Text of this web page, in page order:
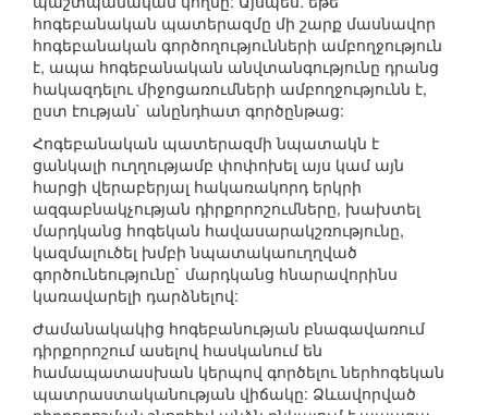
հոգեբանական պատերազմը մի շարք մասնավոր
հոգեբանական գործողությունների ամբողջություն
է, ապա հոգեբանական անվտանգությունը դրանց
հակազդելու միջոցառումների ամբողջությունն է,
ըստ էության` անընդհատ գործընթաց:
Հոգեբանական պատերազմի նպատակն է
ցանկալի ուղղությամբ փոփոխել այս կամ այն
հարցի վերաբերյալ հակառակորդ երկրի
ազգաբնակչության դիրքորոշումները, խախտել
մարդկանց հոգեկան հավասարակշռությունը,
կազմալուծել խմբի նպատակաուղղված
գործունեությունը` մարդկանց հնարավորինս
կառավարելի դարձնելով:
Ժամանակակից հոգեբանության բնագավառում
դիրքորոշում ասելով հասկանում են
համապատասխան կերպով գործելու ներհոգեկան
պատրաստականության վիճակը: Ձևավորված